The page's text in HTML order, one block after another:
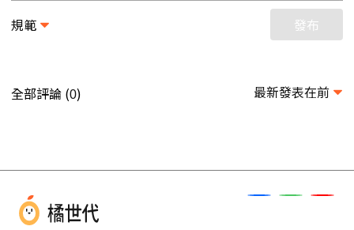
規範 發布
全部評論 (0) 最新發表在前